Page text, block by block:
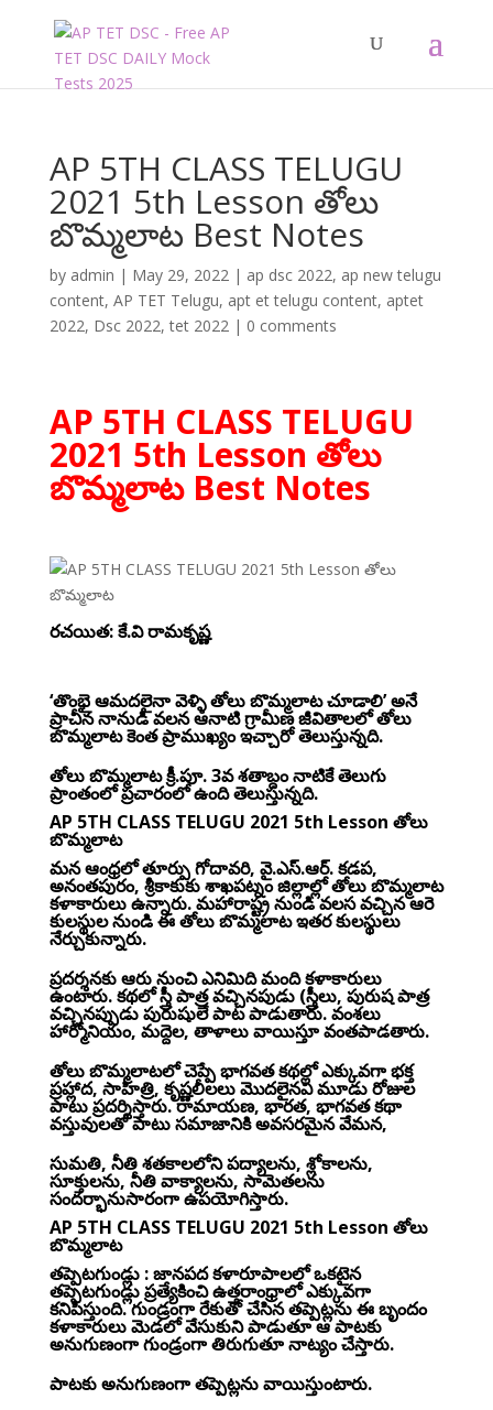
AP 5TH CLASS TELUGU
2021 5th Lesson తోలు
బొమ్మలాట Best Notes
by admin | May 29, 2022| ap dsc 2022, ap new telugu
content, AP TET Telugu, apt et telugu content, aptet
2022, Dsc 2022,tet 2022| 0 comments
AP 5TH CLASS TELUGU
2021 5th Lesson తోలు
బొమ్మలాట Best Notes
రచయిత:కే.వి రామకృష్ణ
‘తొంభై ఆమదలైనా వెళ్ళి తోలు బొమ్మలాట చూడాలి’ అనే
ప్రాచీన నానుడి వలన ఆనాటి గ్రామీణ జీవితాలలో తోలు
బొమ్మలాట కెంత ప్రాముఖ్యం ఇచ్చారో తెలుస్తున్నది.
తోలు బొమ్మలాట క్రీ.పూ. 3వ శతాబ్దం నాటికే తెలుగు
ప్రాంతంలో ప్రచారంలో ఉంది తెలుస్తున్నది.
AP 5TH CLASS TELUGU 2021 5th Lesson తోలు
బొమ్మలాట
మన ఆంధ్రలో తూర్పు గోదావరి, వై.ఎస్.ఆర్. కడప,
అనంతపురం, శ్రీకాకుకు శాఖపట్నం జిల్లాల్లో తోలు బొమ్మలాట
కళాకారులు ఉన్నారు. మహారాష్ట్ర నుండి వలస వచ్చిన ఆరె
కులస్థుల నుండి ఈ తోలు బొమ్మలాట ఇతర కులస్థులు
నేర్చుకున్నారు.
ప్రదర్శనకు ఆరు నుంచి ఎనిమిది మంది కళాకారులు
ఉంటారు. కథలో స్త్రీ పాత్ర వచ్చినపుడు (స్త్రీలు, పురుష పాత్ర
వచ్చినప్పుడు పురుషులే పాట పాడుతారు. వంశలు
హార్మోనియం, మద్దెల, తాళాలు వాయిస్తూ వంతపాడతారు.
తోలు బొమ్మలాటలో చెప్పే భాగవత కథల్లో ఎక్కువగా భక్త
ప్రహ్లాద, సాహిత్రి, కృష్ణలీలలు మొదలైనవి మూడు రోజుల
పాటు ప్రదర్శిస్తారు. రామాయణ, భారత, భాగవత కథా
వస్తువులతో పాటు సమాజానికి అవసరమైన వేమన,
సుమతి, నీతి శతకాలలోని పద్యాలను, శ్లోకాలను,
సూక్తులను, నీతి వాక్యాలను, సామెతలను
సందర్భానుసారంగా ఉపయోగిస్తారు.
AP 5TH CLASS TELUGU 2021 5th Lesson తోలు
బొమ్మలాట
తప్పెటగుండ్లు : జానపద కళారూపాలలో ఒకటైన
తప్పెటగుండ్లు ప్రత్యేకించి ఉత్తరాంధ్రాలో ఎక్కువగా
కనిపిస్తుంది. గుండ్రంగా రేకుతో చేసిన తప్పెట్లను ఈ బృందం
కళాకారులు మెడలో వేసుకుని పాడుతూ ఆ పాటకు
అనుగుణంగా గుండ్రంగా తిరుగుతూ నాట్యం చేస్తారు.
పాటకు అనుగుణంగా తప్పెట్లను వాయిస్తుంటారు.